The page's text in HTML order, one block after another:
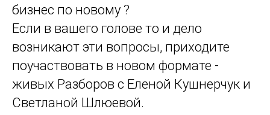
бизнес по новому ?
Если в вашего голове то и дело
возникают эти вопросы, приходите
поучаствовать в новом формате -
живых Разборов с Еленой Кушнерчук и
Светланой Шлюевой.